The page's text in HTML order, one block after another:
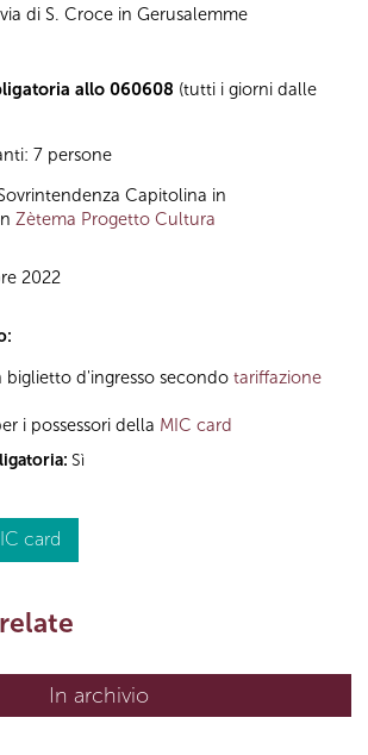
di S. Croce in Gerusalemme
allo 060608 (tutti i giorni dalle
7 persone
Capitolina in
Zètema Progetto Cultura
2022
biglietto d'ingresso secondo tariffazione
i possessori della MIC card
Sì
card
In archivio